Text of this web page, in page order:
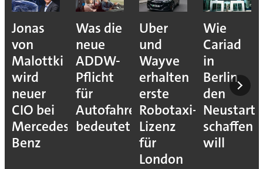
Jonas
von
Malottki
wird
neuer
CIO bei
Mercedes-
Benz
Was die
neue
ADDW-
Pflicht
für
Autofahrer
bedeutet
Uber
und
Wayve
erhalten
erste
Robotaxi-
Lizenz
für
London
Wie
Cariad
in
Berlin
den
Neustart
schaffen
will